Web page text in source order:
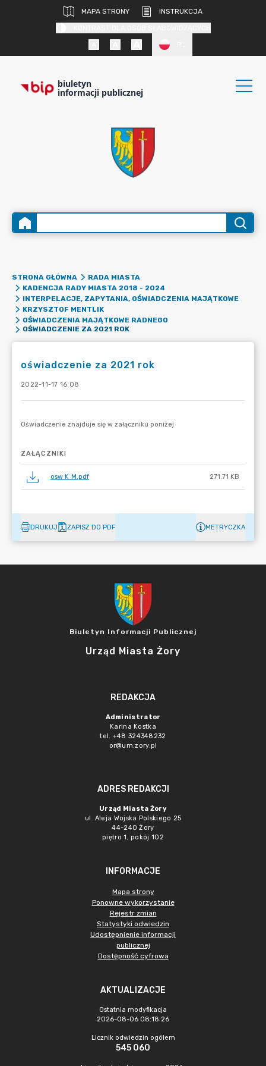
MAPA STRONY
INSTRUKCJA
biuletyn
informacji publicznej
STRONA GŁÓWNA
RADA MIASTA
KADENCJA RADY MIASTA 2018 - 2024
INTERPELACJE, ZAPYTANIA, OŚWIADCZENIA MAJĄTKOWE
KRZYSZTOF MENTLIK
OŚWIADCZENIA MAJĄTKOWE RADNEGO
OŚWIADCZENIE ZA 2021 ROK
oświadczenie za 2021 rok
2022-11-17 16:08
ZAŁĄCZNIKI
osw K M.pdf 271.71 KB
DRUKUJ ZAPISZ DO PDF METRYCZKA
Biuletyn Informacji Publicznej
Urząd Miasta Żory
REDAKCJA
Administrator
Karina Kostka
tel. +48 324348232
or@um.zory.pl
ADRES REDAKCJI
Urząd Miasta Żory
ul. Aleja Wojska Polskiego 25
44-240 Żory
piętro 1, pokój 102
INFORMACJE
Mapa strony
Ponowne wykorzystanie
Rejestr zmian
Statystyki odwiedzin
Udostępnienie informacji
publicznej
Dostępność cyfrowa
AKTUALIZACJE
Ostatnia modyfikacja
2026-08-06 08:18:26
Licznik odwiedzin ogółem
545 060